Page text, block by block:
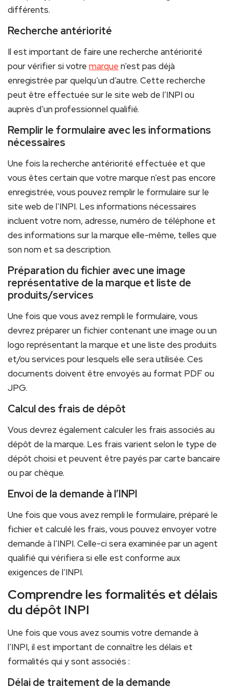
différents.
Recherche antériorité
Il est important de faire une recherche antériorité
pour vérifier si votre marque n’est pas déjà
enregistrée par quelqu’un d’autre. Cette recherche
peut être effectuée sur le site web de l’INPI ou
auprès d’un professionnel qualifié.
Remplir le formulaire avec les informations
nécessaires
Une fois la recherche antériorité effectuée et que
vous êtes certain que votre marque n’est pas encore
enregistrée, vous pouvez remplir le formulaire sur le
site web de l’INPI. Les informations nécessaires
incluent votre nom, adresse, numéro de téléphone et
des informations sur la marque elle-même, telles que
son nom et sa description.
Préparation du fichier avec une image
représentative de la marque et liste de
produits/services
Une fois que vous avez rempli le formulaire, vous
devrez préparer un fichier contenant une image ou un
logo représentant la marque et une liste des produits
et/ou services pour lesquels elle sera utilisée. Ces
documents doivent être envoyés au format PDF ou
JPG.
Calcul des frais de dépôt
Vous devrez également calculer les frais associés au
dépôt de la marque. Les frais varient selon le type de
dépôt choisi et peuvent être payés par carte bancaire
ou par chèque.
Envoi de la demande à l’INPI
Une fois que vous avez rempli le formulaire, préparé le
fichier et calculé les frais, vous pouvez envoyer votre
demande à l’INPI. Celle-ci sera examinée par un agent
qualifié qui vérifiera si elle est conforme aux
exigences de l’INPI.
Comprendre les formalités et délais
du dépôt INPI
Une fois que vous avez soumis votre demande à
l’INPI, il est important de connaître les délais et
formalités qui y sont associés :
Délai de traitement de la demande